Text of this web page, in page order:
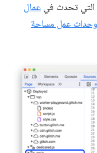
التي تحدث في عمال
وحدات عمل مساحة